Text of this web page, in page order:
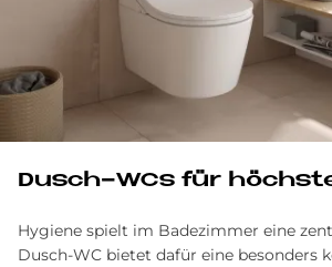
Dusch-WCs für
Hygiene spielt im Badezimmer eine
Dusch-WC bietet dafür eine besonders